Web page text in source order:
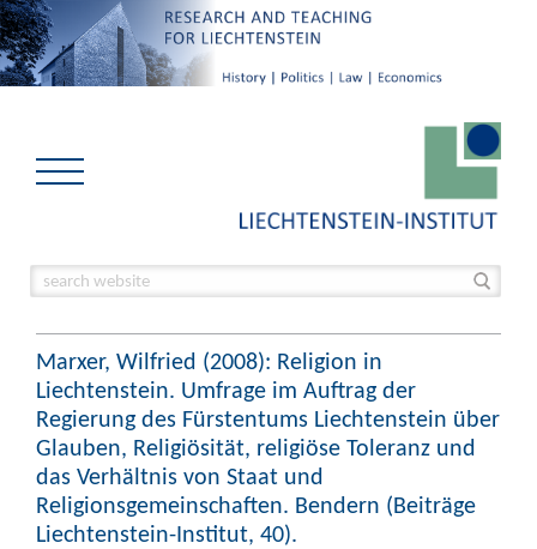
Marxer, Wilfried (2008): Religion in
Liechtenstein. Umfrage im Auftrag der
Regierung des Fürstentums Liechtenstein über
Glauben, Religiösität, religiöse Toleranz und
das Verhältnis von Staat und
Religionsgemeinschaften. Bendern (Beiträge
Liechtenstein-Institut, 40).